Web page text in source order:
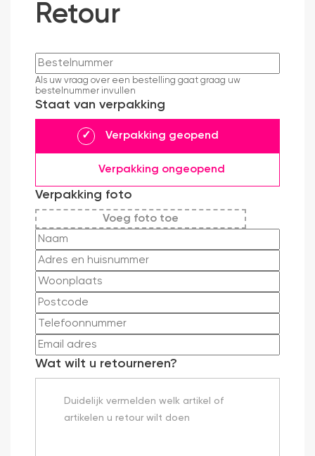
Retour
Als uw vraag over een bestelling gaat graag uw
bestelnummer invullen
Staat van verpakking
Verpakking geopend
Verpakking ongeopend
Verpakking foto
Voeg foto toe
Wat wilt u retourneren?